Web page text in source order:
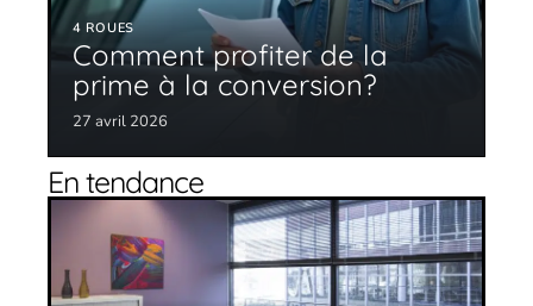
4 ROUES
Comment profiter de la
prime à la conversion?
27 avril 2026
En tendance